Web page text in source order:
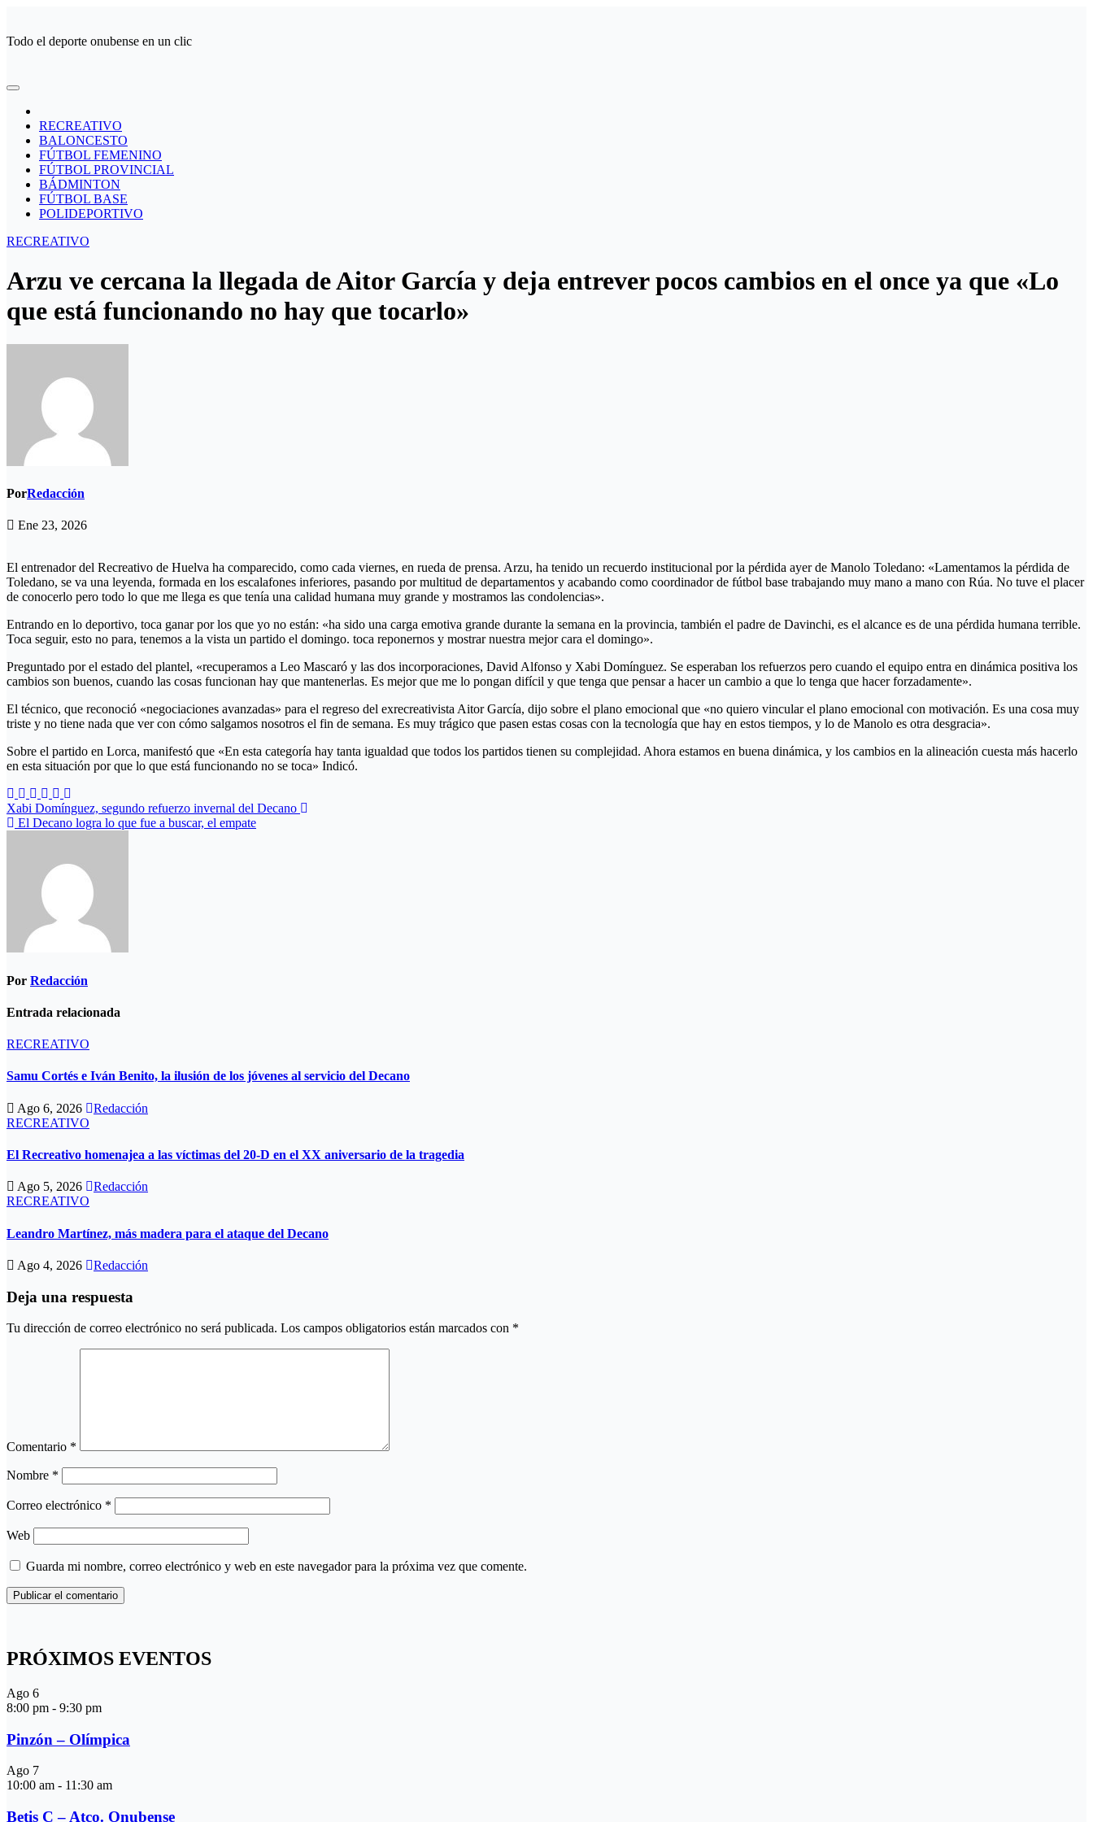
contenido
Todo el deporte onubense en un clic
RECREATIVO
BALONCESTO
FÚTBOL FEMENINO
FÚTBOL PROVINCIAL
BÁDMINTON
FÚTBOL BASE
POLIDEPORTIVO
RECREATIVO
Arzu ve cercana la llegada de Aitor García y deja entrever pocos cambios en el once ya que «Lo
que está funcionando no hay que tocarlo»
PorRedacción
Ene 23, 2026
El entrenador del Recreativo de Huelva ha comparecido, como cada viernes, en rueda de prensa. Arzu, ha tenido un recuerdo institucional por la pérdida ayer de Manolo Toledano: «Lamentamos la pérdida de
Toledano, se va una leyenda, formada en los escalafones inferiores, pasando por multitud de departamentos y acabando como coordinador de fútbol base trabajando muy mano a mano con Rúa. No tuve el placer
de conocerlo pero todo lo que me llega es que tenía una calidad humana muy grande y mostramos las condolencias».
Entrando en lo deportivo, toca ganar por los que yo no están: «ha sido una carga emotiva grande durante la semana en la provincia, también el padre de Davinchi, es el alcance es de una pérdida humana terrible.
Toca seguir, esto no para, tenemos a la vista un partido el domingo. toca reponernos y mostrar nuestra mejor cara el domingo».
Preguntado por el estado del plantel, «recuperamos a Leo Mascaró y las dos incorporaciones, David Alfonso y Xabi Domínguez. Se esperaban los refuerzos pero cuando el equipo entra en dinámica positiva los
cambios son buenos, cuando las cosas funcionan hay que mantenerlas. Es mejor que me lo pongan difícil y que tenga que pensar a hacer un cambio a que lo tenga que hacer forzadamente».
El técnico, que reconoció «negociaciones avanzadas» para el regreso del exrecreativista Aitor García, dijo sobre el plano emocional que «no quiero vincular el plano emocional con motivación. Es una cosa muy
triste y no tiene nada que ver con cómo salgamos nosotros el fin de semana. Es muy trágico que pasen estas cosas con la tecnología que hay en estos tiempos, y lo de Manolo es otra desgracia».
Sobre el partido en Lorca, manifestó que «En esta categoría hay tanta igualdad que todos los partidos tienen su complejidad. Ahora estamos en buena dinámica, y los cambios en la alineación cuesta más hacerlo
en esta situación por que lo que está funcionando no se toca» Indicó.
Navegación
de
Xabi Domínguez, segundo refuerzo invernal del Decano
El Decano logra lo que fue a buscar, el empate
Por Redacción
Entrada relacionada
RECREATIVO
Samu Cortés e Iván Benito, la ilusión de los jóvenes al servicio del Decano
Ago 6, 2026
Redacción
RECREATIVO
El Recreativo homenajea a las víctimas del 20-D en el XX aniversario de la tragedia
Ago 5, 2026
Redacción
RECREATIVO
Leandro Martínez, más madera para el ataque del Decano
Ago 4, 2026 Redacción
Deja una respuesta
Tu dirección de correo electrónico no será publicada. Los campos obligatorios están marcados con *
Comentario *
Nombre *
Correo electrónico *
Web
Guarda mi nombre, correo electrónico y web en este navegador para la próxima vez que comente.
PRÓXIMOS EVENTOS
Ago 6
8:00 pm - 9:30 pm
Pinzón – Olímpica
Ago 7
10:00 am - 11:30 am
Betis C – Atco. Onubense